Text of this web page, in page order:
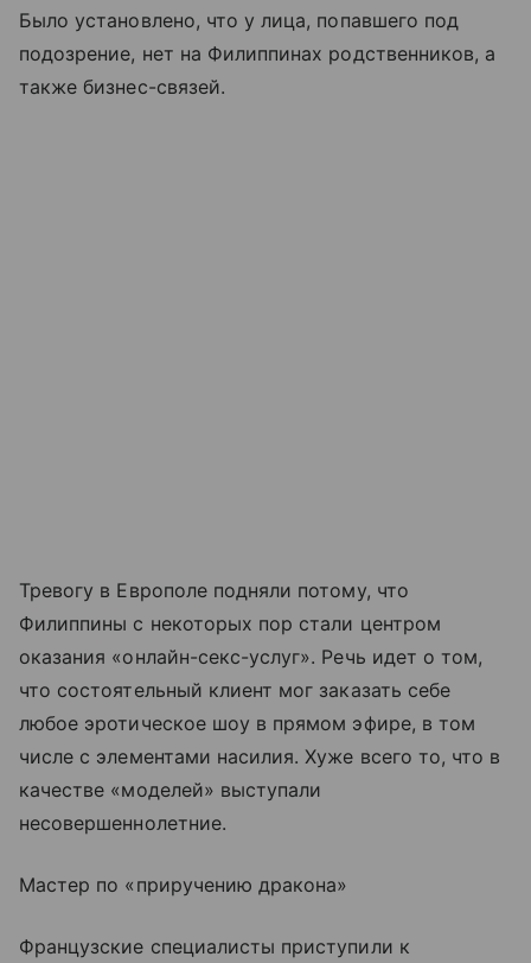
Было установлено, что у лица, попавшего под
подозрение, нет на Филиппинах родственников, а
также бизнес-связей.
Тревогу в Европоле подняли потому, что
Филиппины с некоторых пор стали центром
оказания «онлайн-секс-услуг». Речь идет о том,
что состоятельный клиент мог заказать себе
любое эротическое шоу в прямом эфире, в том
числе с элементами насилия. Хуже всего то, что в
качестве «моделей» выступали
несовершеннолетние.
Мастер по «приручению дракона»
Французские специалисты приступили к